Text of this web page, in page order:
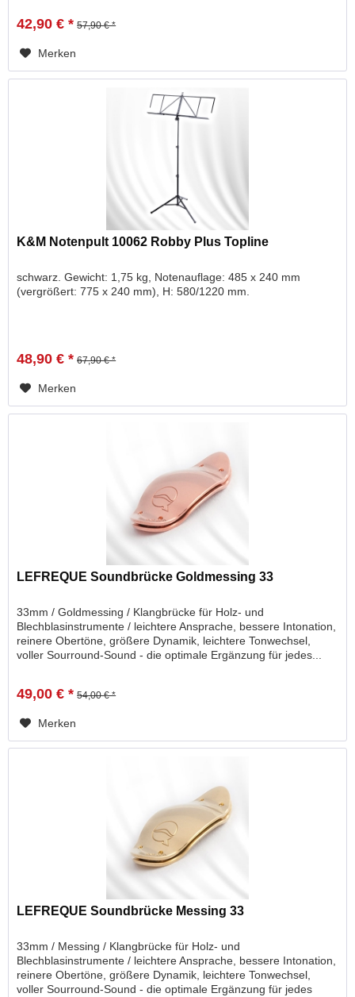
42,90 € * 57,90 € *
Merken
K&M Notenpult 10062 Robby Plus Topline
schwarz. Gewicht: 1,75 kg, Notenauflage: 485 x 240 mm
(vergrößert: 775 x 240 mm), H: 580/1220 mm.
48,90 € * 67,90 € *
Merken
LEFREQUE Soundbrücke Goldmessing 33
33mm / Goldmessing / Klangbrücke für Holz- und
Blechblasinstrumente / leichtere Ansprache, bessere Intonation,
reinere Obertöne, größere Dynamik, leichtere Tonwechsel,
voller Sourround-Sound - die optimale Ergänzung für jedes...
49,00 € * 54,00 € *
Merken
LEFREQUE Soundbrücke Messing 33
33mm / Messing / Klangbrücke für Holz- und
Blechblasinstrumente / leichtere Ansprache, bessere Intonation,
reinere Obertöne, größere Dynamik, leichtere Tonwechsel,
voller Sourround-Sound - die optimale Ergänzung für jedes